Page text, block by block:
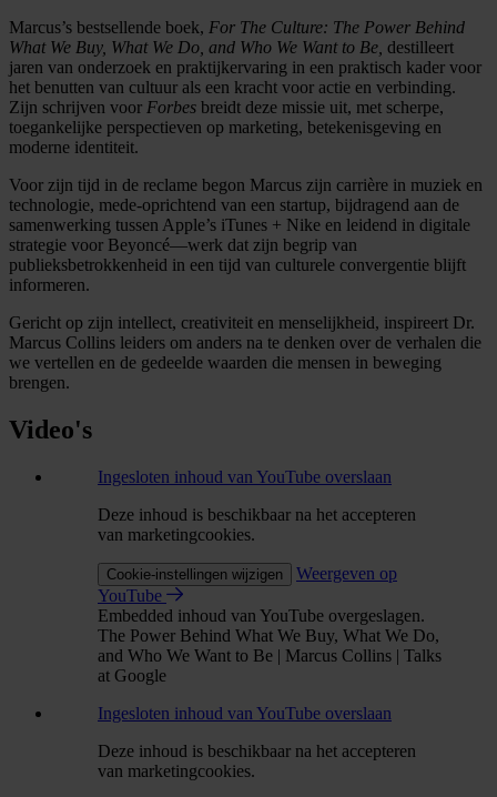
Marcus’s bestsellende boek, For The Culture: The Power Behind
What We Buy, What We Do, and Who We Want to Be, destilleert
jaren van onderzoek en praktijkervaring in een praktisch kader voor
het benutten van cultuur als een kracht voor actie en verbinding.
Zijn schrijven voor Forbes breidt deze missie uit, met scherpe,
toegankelijke perspectieven op marketing, betekenisgeving en
moderne identiteit.
Voor zijn tijd in de reclame begon Marcus zijn carrière in muziek en
technologie, mede-oprichtend van een startup, bijdragend aan de
samenwerking tussen Apple’s iTunes + Nike en leidend in digitale
strategie voor Beyoncé—werk dat zijn begrip van
publieksbetrokkenheid in een tijd van culturele convergentie blijft
informeren.
Gericht op zijn intellect, creativiteit en menselijkheid, inspireert Dr.
Marcus Collins leiders om anders na te denken over de verhalen die
we vertellen en de gedeelde waarden die mensen in beweging
brengen.
Video's
Ingesloten inhoud van YouTube overslaan
Deze inhoud is beschikbaar na het accepteren
van marketingcookies.
Cookie-instellingen wijzigen
Weergeven op
YouTube
Embedded inhoud van YouTube overgeslagen.
The Power Behind What We Buy, What We Do,
and Who We Want to Be | Marcus Collins | Talks
at Google
Ingesloten inhoud van YouTube overslaan
Deze inhoud is beschikbaar na het accepteren
van marketingcookies.